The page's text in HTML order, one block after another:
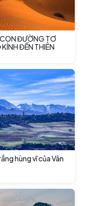
CON ĐƯỜNG TƠ
ĐẾN THIÊN
hùng vĩ của Vân